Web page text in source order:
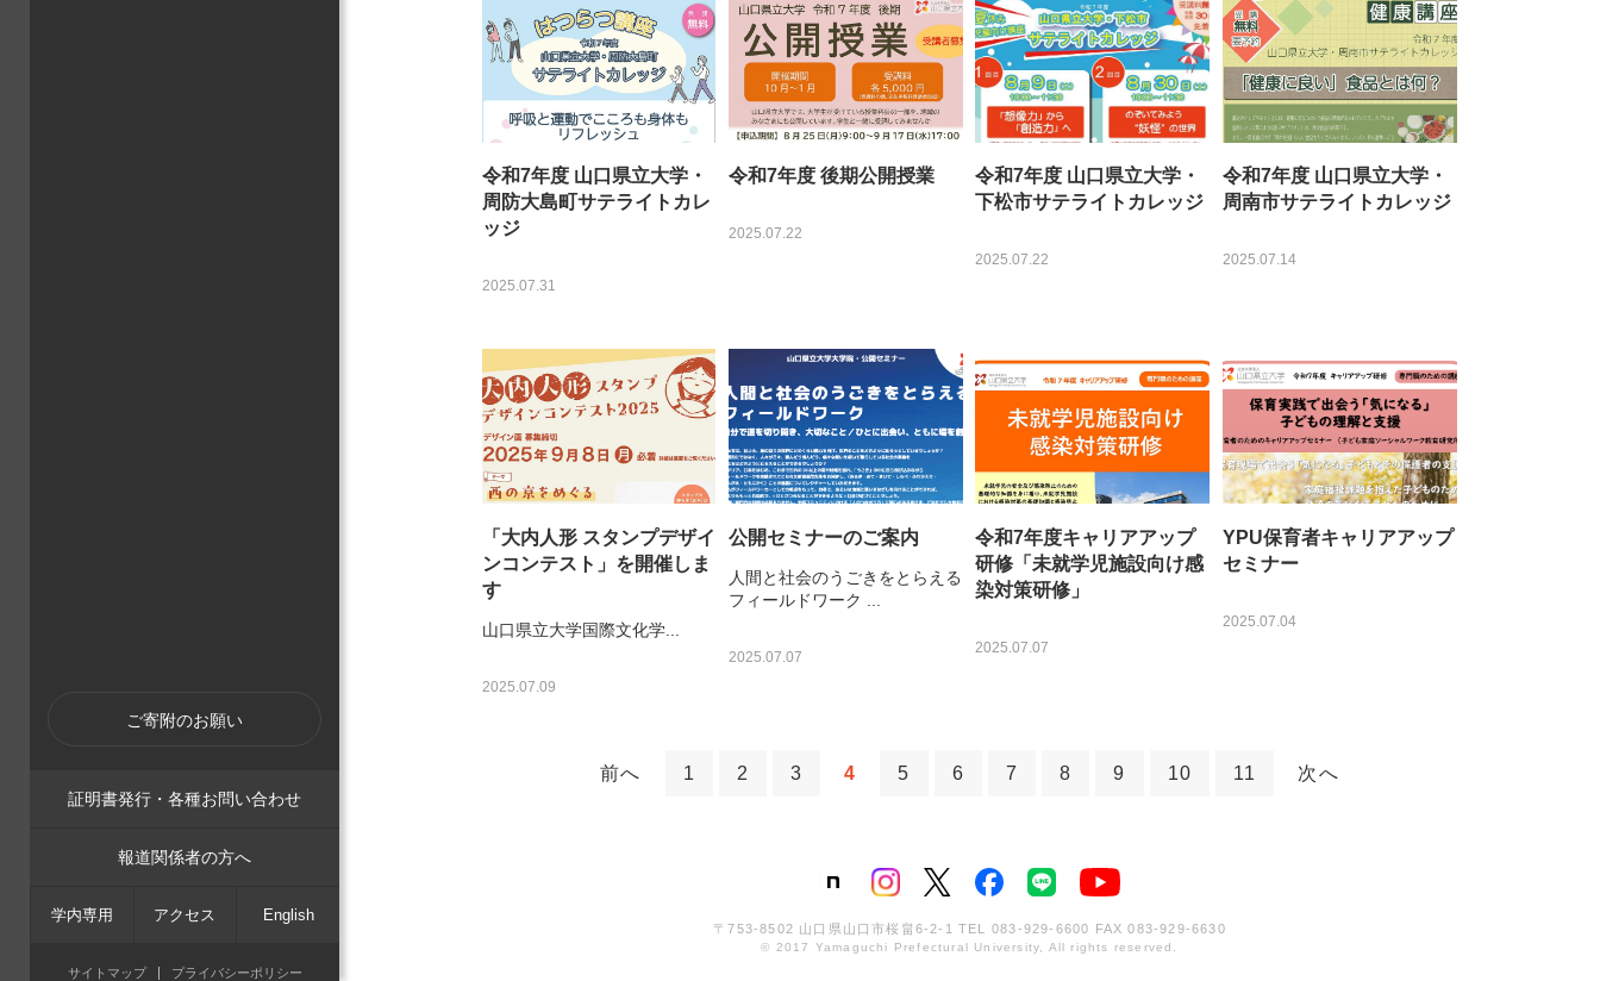
ご寄附のお願い
証明書発行・各種お問い合わせ
報道関係者の方へ
学内専用 アクセス English
サイトマップ プライバシーポリシー
令和7年度 山口県立大学・
周防大島町サテライトカレ
ッジ
2025.07.31
令和7年度 後期公開授業
2025.07.22
令和7年度 山口県立大学・
下松市サテライトカレッジ
2025.07.22
令和7年度 山口県立大学・
周南市サテライトカレッジ
2025.07.14
「大内人形 スタンプデザイ
ンコンテスト」を開催しま
す
山口県立大学国際文化学...
2025.07.09
公開セミナーのご案内
人間と社会のうごきをとらえる
フィールドワーク ...
2025.07.07
令和7年度キャリアアップ
研修「未就学児施設向け感
染対策研修」
2025.07.07
YPU保育者キャリアアップ
セミナー
2025.07.04
前へ 1 2 3 4 5 6 7 8 9 10 11 次へ
〒753-8502 山口県山口市桜畠6-2-1TEL 083-929-6600 FAX 083-929-6630
© 2017 Yamaguchi Prefectural University, All rights reserved.